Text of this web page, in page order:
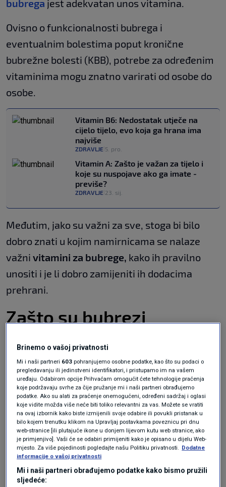
bubrega jest adekvatan unos vitamina.
Ovisno o funkcionalnosti bubrega i
eventualnim bolestima poput kronične
bubrežne bolesti (KBB), potrebe za određenim
vitaminima mogu znatno varirati od osobe do
osobe.
Vitamin B6: Nedostatak utječe na
cijelo tijelo, evo koja ga hrana ima
najviše
ZDRAVLJE 5. pro.
Vitamin A: Zašto je važan za tijelo i
koje su nuspojave ako ga imate -
previše?
ZDRAVLJE 23. sij.
Međutim, jako su važni za sve, stoga bi bilo
dobro znati u kojim namirnicama se nalaze
važni vitamini za bubrege, kako ih pravilno
unositi i je li dobro zamijeniti ih dodacima
prehrani.
Zašto su bubrezi
osjetljivi na nutritivne
nedostatke?
Bubrezi su organi kroz koje dnevno procirkulira
oko 180 litara krvi, a filtriraju se otpadne tvari
koje se izlučuju urinom.
Vitamini za imunitet: Kako ojačati
svoje zdravlje pomoću specifične
hrane?
Brinemo o vašoj privatnosti
Mi i naši partneri 603 pohranjujemo osobne podatke, kao što su podaci o
pregledavanju ili jedinstveni identifikatori, i pristupamo im na vašem
uređaju. Odabirom opcije Prihvaćam omogućit ćete tehnologije praćenja
koje podržavaju svrhe za čije pružanje mi i naši partneri obrađujemo
podatke. Ako su alati za praćenje onemogućeni, određeni sadržaj i oglasi
koje vidite možda više neće biti toliko relevantni za vas. Možete se vratiti
na ovaj izbornik kako biste izmijenili svoje odabire ili povukli pristanak u
bilo kojem trenutku klikom na Upravljaj postavkama poveznicu pri dnu
web-stranice [ili plutajuće ikone u donjem lijevom kutu web stranice, ako
je primjenjivo]. Vaši će se odabiri primijeniti kako je opisano u dijelu Web-
mjesto. Za više pojedinosti pogledajte našu Politiku privatnosti. Dodatne
informacije o vašoj privatnosti
Mi i naši partneri obrađujemo podatke kako bismo pružili
sljedeće: